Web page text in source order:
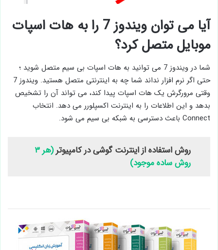
آیا می توان ویندوز 7 را به هات اسپات
موبایل متصل کرد؟
شما در ویندوز 7 می توانید به هات اسپات بی سیم متصل شوید ؛
حتی اگر نرم افزار نداند شما چه به اینترنتی متصل هستید. ویندوز 7
وقتی مرورگرش یک هات اسپات پیدا ‌کند، می‌ تواند آن را تشخیص
بدهد و این اطلاعات را به اینترنت اکسپلورر می‌ دهد. انتخاب
Connect باعث دسترسی به شبکه بی سیم می شود.
روش استفاده از اینترنت گوشی در کامپیوتر
(هر ۳
روش ساده موجود)